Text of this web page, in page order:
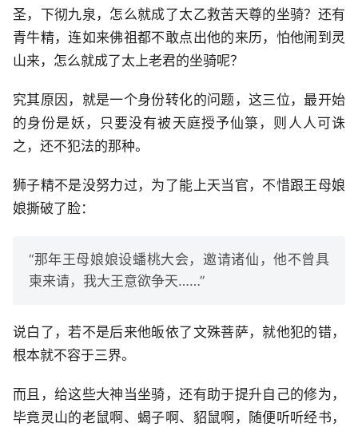
圣，下彻九泉，怎么就成了太乙救苦天尊的坐骑？还有
青牛精，连如来佛祖都不敢点出他的来历，怕他闹到灵
山来，怎么就成了太上老君的坐骑呢？
究其原因，就是一个身份转化的问题，这三位，最开始
的身份是妖，只要没有被天庭授予仙箓，则人人可诛
之，还不犯法的那种。
狮子精不是没努力过，为了能上天当官，不惜跟王母娘
娘撕破了脸：
“那年王母娘娘设蟠桃大会，邀请诸仙，他不曾具
柬来请，我大王意欲争天……”
说白了，若不是后来他皈依了文殊菩萨，就他犯的错，
根本就不容于三界。
而且，给这些大神当坐骑，还有助于提升自己的修为，
毕竟灵山的老鼠啊、蝎子啊、貂鼠啊，随便听听经书，